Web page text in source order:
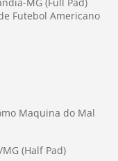
Futebol Americano
Maquina do Mal
(Half Pad)